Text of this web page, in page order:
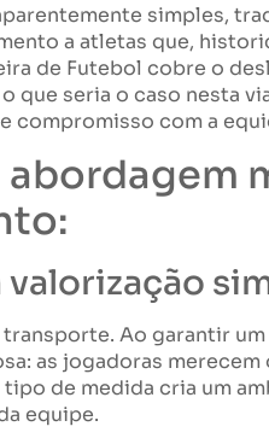
simples,
a atletas que,
de Futebol cobre o
que seria o caso nesta
compromisso com a
abordagem
valorização
transporte. Ao garantir
as jogadoras
tipo de medida cria um
equipe.